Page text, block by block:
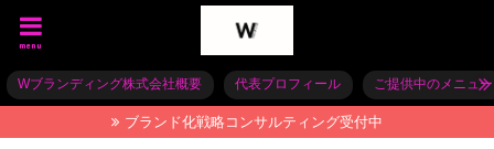
menu
Wブランディング株式会社概要 代表プロフィール ご提供中のメニュー
ブランド化戦略コンサルティング受付中